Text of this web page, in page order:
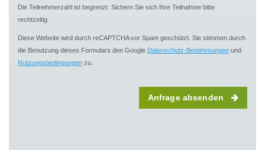
Die Teilnehmerzahl ist begrenzt. Sichern Sie sich Ihre Teilnahme bitte
rechtzeitig.
Diese Website wird durch reCAPTCHA vor Spam geschützt. Sie stimmen durch
die Benutzung dieses Formulars den Google Datenschutz-Bestimmungen und
Nutzungsbedingungen zu.
Anfrage absenden